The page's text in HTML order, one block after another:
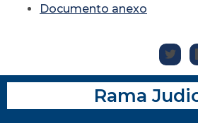
Documento anexo
Rama